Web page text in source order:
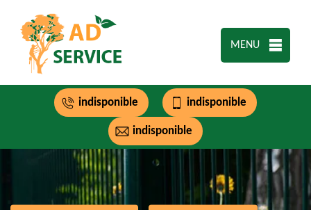
MENU
indisponible indisponible
indisponible